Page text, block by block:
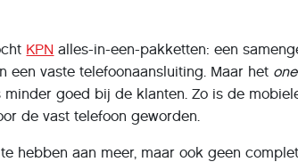
KPN alles-in-een-pakketten: een
een vaste telefoonaansluiting. Maar het
minder goed bij de klanten. Zo is de
de vast telefoon geworden.
hebben aan meer, maar ook geen